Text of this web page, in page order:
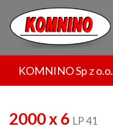
treści
KOMNINO Sp z o.o.
2000 x 6 LP 41